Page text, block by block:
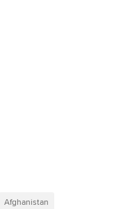
Afghanistan